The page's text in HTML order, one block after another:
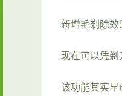
新增毛剃除效
现在可以凭
该功能其实